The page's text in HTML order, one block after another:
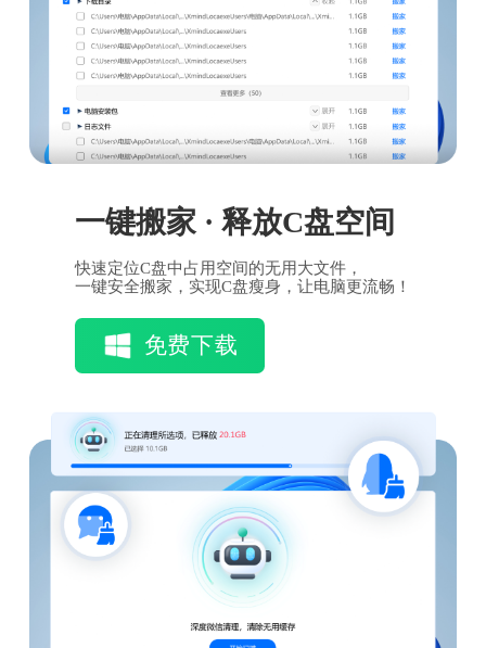
一键搬家 · 释放C盘空间
快速定位C盘中占用空间的无用大文件，
一键安全搬家，实现C盘瘦身，让电脑更流畅！
免费下载